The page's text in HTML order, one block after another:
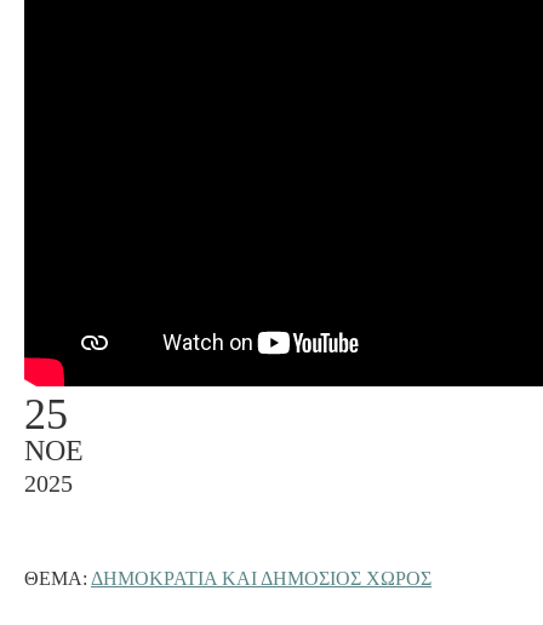
25
ΝΟΈ
2025
ΘΈΜΑ: ΔΗΜΟΚΡΑΤΙΑ ΚΑΙ ΔΗΜΟΣΙΟΣ ΧΩΡΟΣ